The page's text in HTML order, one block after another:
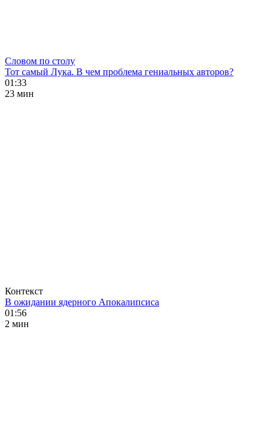
Словом по столу
Тот самый Лука. В чем проблема гениальных авторов?
01:33
23 мин
Контекст
В ожидании ядерного Апокалипсиса
01:56
2 мин